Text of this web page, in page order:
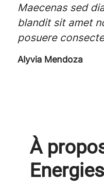
Maecenas sed
blandit sit amet
posuere
Alyvia Mendoza
À